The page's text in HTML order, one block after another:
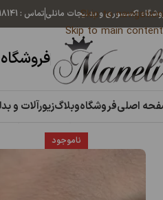
Skip to navigation
Skip to main content
اکسسوری و بدلیجات مانلیتماس : 09014018141
اصلیفروشگاهوبلاگزیورآلات و
ساعت ساعت زنانه
ناموجود